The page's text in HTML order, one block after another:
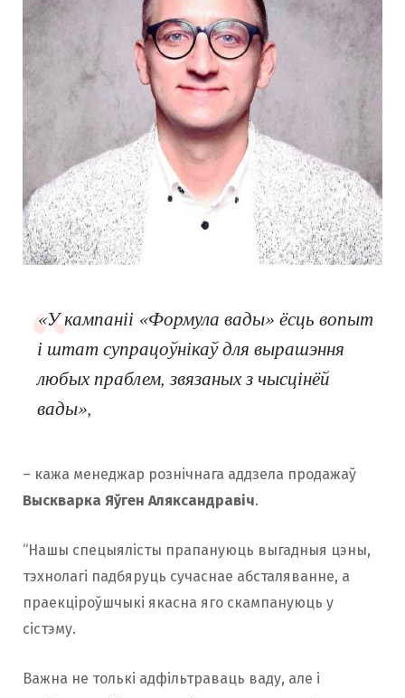
«У кампаніі «Формула вады» ёсць вопыт
і штат супрацоўнікаў для вырашэння
любых праблем, звязаных з чысцінёй
вады»,
– кажа менеджар рознічнага аддзела продажаў
Выскварка Яўген Аляксандравіч.
“Нашы спецыялісты прапануюць выгадныя цэны,
тэхнолагі падбяруць сучаснае абсталяванне, а
праекціроўшчыкі якасна яго скампануюць у
сістэму.
Важна не толькі адфільтраваць ваду, але і